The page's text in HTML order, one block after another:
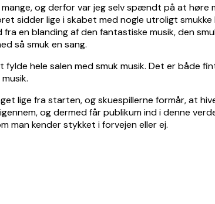
og derfor var jeg selv spændt på at høre
sidder lige i skabet med nogle utroligt
en blanding af den fantastiske musik, den
så smuk en sang.
fylde hele salen med smuk musik. Det er
lige fra starten, og skuespillerne formår, at
og dermed får publikum ind i denne
kender stykket i forvejen eller ej.